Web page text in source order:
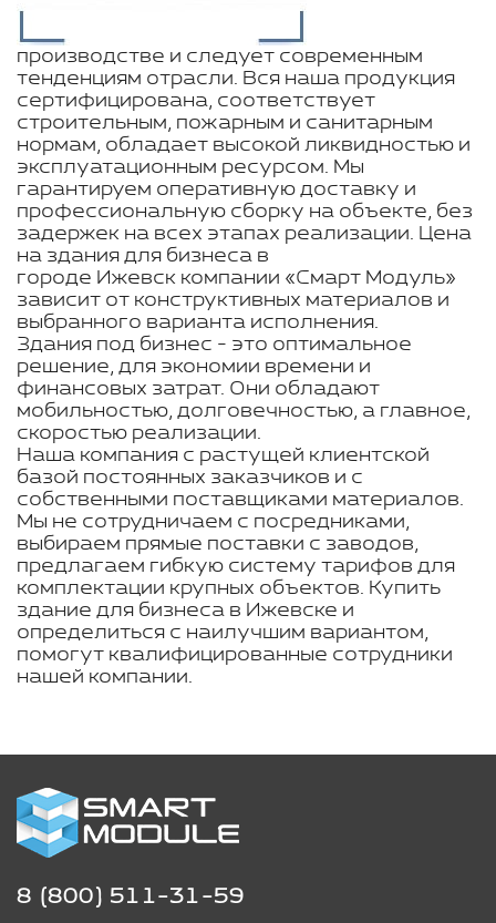
производстве и следует современным
тенденциям отрасли. Вся наша продукция
сертифицирована, соответствует
строительным, пожарным и санитарным
нормам, обладает высокой ликвидностью и
эксплуатационным ресурсом. Мы
гарантируем оперативную доставку и
профессиональную сборку на объекте, без
задержек на всех этапах реализации. Цена
на здания для бизнеса в
городе Ижевск компании «Смарт Модуль»
зависит от конструктивных материалов и
выбранного варианта исполнения.
Здания под бизнес - это оптимальное
решение, для экономии времени и
финансовых затрат. Они обладают
мобильностью, долговечностью, а главное,
скоростью реализации.
Наша компания с растущей клиентской
базой постоянных заказчиков и с
собственными поставщиками материалов.
Мы не сотрудничаем с посредниками,
выбираем прямые поставки с заводов,
предлагаем гибкую систему тарифов для
комплектации крупных объектов. Купить
здание для бизнеса в Ижевске и
определиться с наилучшим вариантом,
помогут квалифицированные сотрудники
нашей компании.
8 (800) 511-31-59